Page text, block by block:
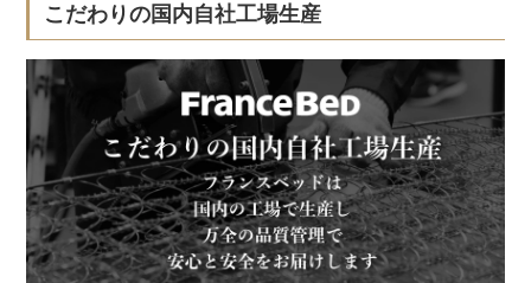
こだわりの国内自社工場生産